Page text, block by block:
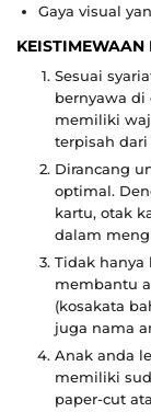
Gaya visual
KEISTIMEWAAN
Sesuai
bernyawa di
memiliki
terpisah dari
Dirancang
optimal.
kartu, otak
dalam
Tidak
membantu
(kosakata
juga nama
Anak anda
memiliki
paper-cut